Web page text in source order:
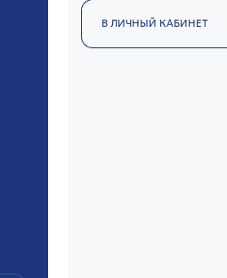
В ЛИЧНЫЙ КАБИНЕТ